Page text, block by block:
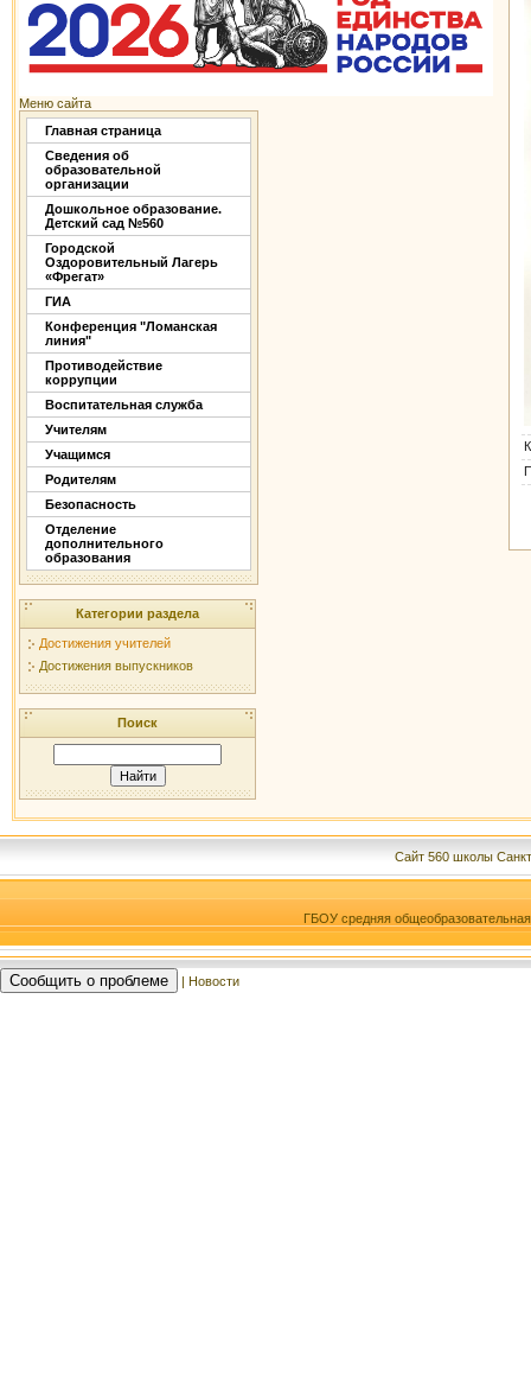
Меню сайта
Главная страница
Сведения об
образовательной
организации
Дошкольное образование.
Детский сад №560
Городской
Оздоровительный Лагерь
«Фрегат»
ГИА
Конференция "Ломанская
линия"
Противодействие
коррупции
Воспитательная служба
Учителям
Учащимся
Родителям
Безопасность
Отделение
дополнительного
образования
Категории раздела
Достижения учителей
Достижения выпускников
Поиск
Сайт 560 школы
ГБОУ средняя
Сообщить о проблеме | Новости